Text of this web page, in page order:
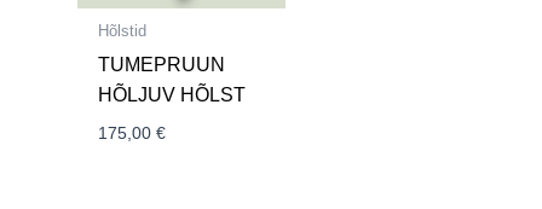
Hõlstid
TUMEPRUUN
HÕLJUV HÕLST
175,00€